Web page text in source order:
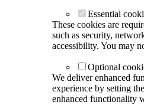
Essential
These cookies are
such as security,
accessibility. You may
Optional
We deliver enhanced
experience by setting
enhanced functionality